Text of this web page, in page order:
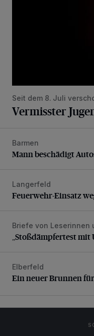
Seit dem 8. Juli
Vermisster
Mann beschädigt
Barmen
Mann beschädigt
Feuerwehr-Einsatz
Langerfeld
Feuerwehr-Einsatz
„Stoßdämpfertest mit
Briefe von Leserinnen
„Stoßdämpfertest
Ein neuer Brunnen für
Elberfeld
Ein neuer Brunnen